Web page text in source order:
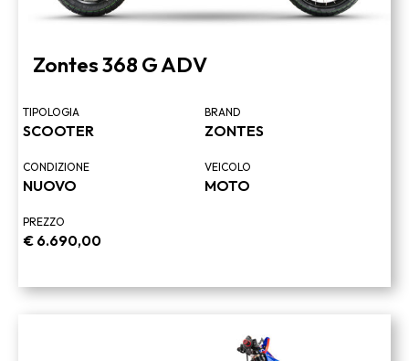
Zontes 368 G ADV
TIPOLOGIA
SCOOTER
BRAND
ZONTES
CONDIZIONE
NUOVO
VEICOLO
MOTO
PREZZO
€ 6.690,00